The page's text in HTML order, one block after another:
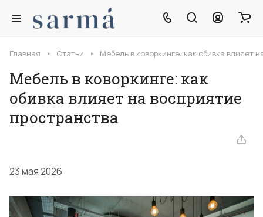
Главная Статьи Мебель в коворкинге: как обивка влияет
Мебель в коворкинге: как
обивка влияет на восприятие
пространства
23 мая 2026